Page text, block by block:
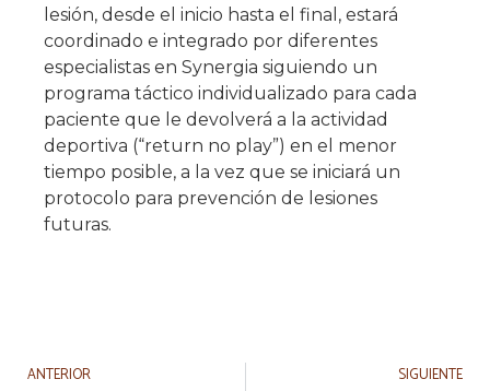
lesión, desde el inicio hasta el final, estará
coordinado e integrado por diferentes
especialistas en Synergia siguiendo un
programa táctico individualizado para cada
paciente que le devolverá a la actividad
deportiva (“return no play”) en el menor
tiempo posible, a la vez que se iniciará un
protocolo para prevención de lesiones
futuras.
ANTERIOR SIGUIENTE